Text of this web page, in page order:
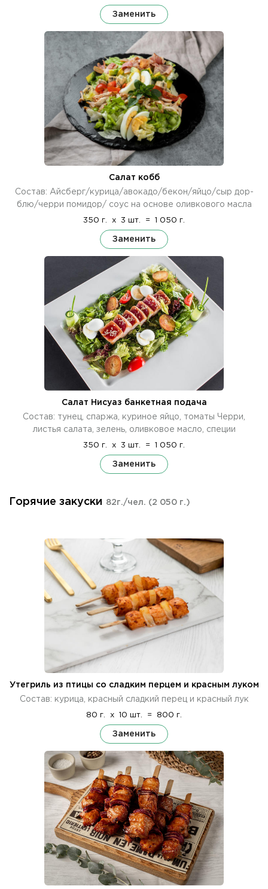
Заменить
Салат кобб
Состав: Айсберг/курица/авокадо/бекон/яйцо/сыр дор-
блю/черри помидор/ соус на основе оливкового масла
350 г. x 3 шт. = 1 050 г.
Заменить
Салат Нисуаз банкетная подача
Состав: тунец, спаржа, куриное яйцо, томаты Черри,
листья салата, зелень, оливковое масло, специи
350 г. x 3 шт. = 1 050 г.
Заменить
Горячие закуски 82г./чел. (2 050 г.)
Утегриль из птицы со сладким перцем и красным луком
Состав: курица, красный сладкий перец и красный лук
80 г. x 10 шт. = 800 г.
Заменить